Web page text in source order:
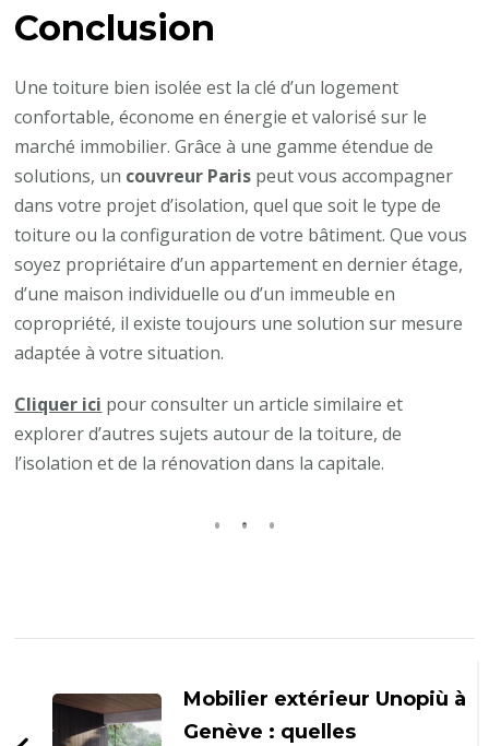
Conclusion
Une toiture bien isolée est la clé d’un logement
confortable, économe en énergie et valorisé sur le
marché immobilier. Grâce à une gamme étendue de
solutions, un couvreur Paris peut vous accompagner
dans votre projet d’isolation, quel que soit le type de
toiture ou la configuration de votre bâtiment. Que vous
soyez propriétaire d’un appartement en dernier étage,
d’une maison individuelle ou d’un immeuble en
copropriété, il existe toujours une solution sur mesure
adaptée à votre situation.
Cliquer ici pour consulter un article similaire et
explorer d’autres sujets autour de la toiture, de
l’isolation et de la rénovation dans la capitale.
d'article
Mobilier extérieur Unopiù à
Genève : quelles